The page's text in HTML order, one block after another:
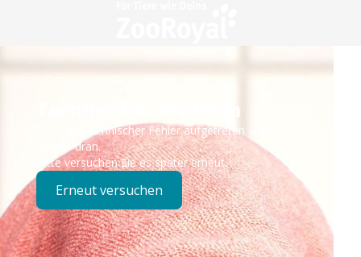
Technisches Problem
Es ist ein technischer Fehler aufgetreten – wir sind
bereits dran.
Bitte versuchen Sie es später erneut.
Erneut versuchen